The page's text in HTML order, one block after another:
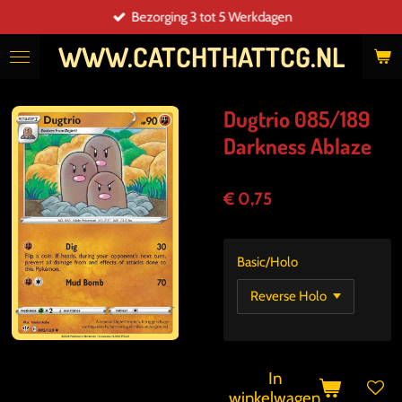
direct
naar
WWW.CATCHTHATTCG.NL
Bezorging 3 tot 5 Werkdagen
Dugtrio 085/189
Darkness Ablaze
€ 0,75
Basic/Holo
In